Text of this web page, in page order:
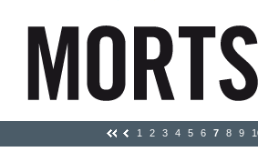
1 2 3 4 5 6 7 8 9